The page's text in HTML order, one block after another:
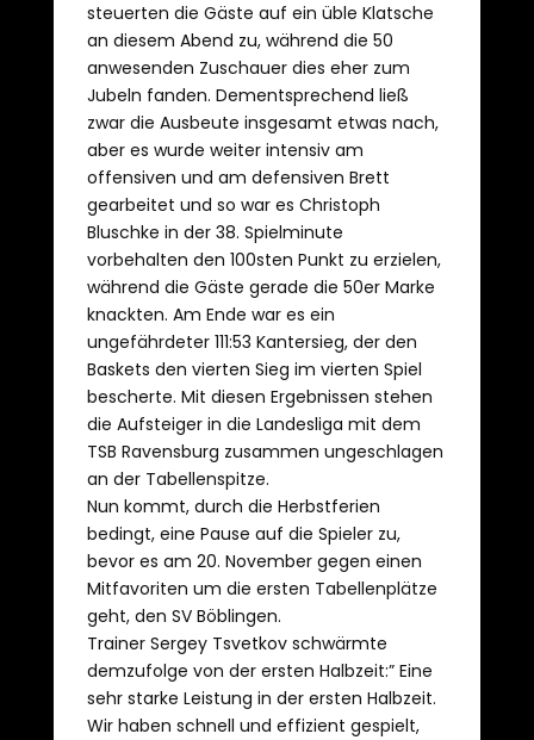
steuerten die Gäste auf ein üble Klatsche
an diesem Abend zu, während die 50
anwesenden Zuschauer dies eher zum
Jubeln fanden. Dementsprechend ließ
zwar die Ausbeute insgesamt etwas nach,
aber es wurde weiter intensiv am
offensiven und am defensiven Brett
gearbeitet und so war es Christoph
Bluschke in der 38. Spielminute
vorbehalten den 100sten Punkt zu erzielen,
während die Gäste gerade die 50er Marke
knackten. Am Ende war es ein
ungefährdeter 111:53 Kantersieg, der den
Baskets den vierten Sieg im vierten Spiel
bescherte. Mit diesen Ergebnissen stehen
die Aufsteiger in die Landesliga mit dem
TSB Ravensburg zusammen ungeschlagen
an der Tabellenspitze.
Nun kommt, durch die Herbstferien
bedingt, eine Pause auf die Spieler zu,
bevor es am 20. November gegen einen
Mitfavoriten um die ersten Tabellenplätze
geht, den SV Böblingen.
Trainer Sergey Tsvetkov schwärmte
demzufolge von der ersten Halbzeit:” Eine
sehr starke Leistung in der ersten Halbzeit.
Wir haben schnell und effizient gespielt,